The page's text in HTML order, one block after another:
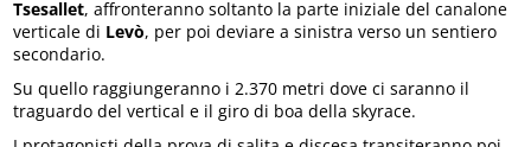
Tsesallet, affronteranno soltanto la parte iniziale del canalone
verticale di Levò, per poi deviare a sinistra verso un sentiero
secondario.
Su quello raggiungeranno i 2.370 metri dove ci saranno il
traguardo del vertical e il giro di boa della skyrace.